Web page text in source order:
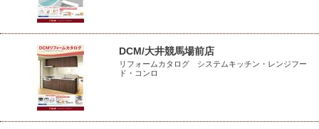
DCM/大井競馬場前店
リフォームカタログ システムキッチン・レンジフー
ド・コンロ